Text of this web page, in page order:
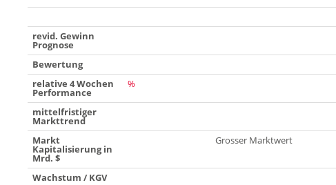
revid. Gewinn
Prognose
Bewertung
relative 4 Wochen
Performance
%
mittelfristiger
Markttrend
Markt
Kapitalisierung in
Mrd. $
Grosser Marktwert
Wachstum / KGV